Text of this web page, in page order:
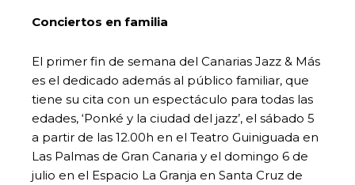
Conciertos en familia
El primer fin de semana del Canarias Jazz & Más
es el dedicado además al público familiar, que
tiene su cita con un espectáculo para todas las
edades, ‘Ponké y la ciudad del jazz’, el sábado 5
a partir de las 12.00h en el Teatro Guiniguada en
Las Palmas de Gran Canaria y el domingo 6 de
julio en el Espacio La Granja en Santa Cruz de